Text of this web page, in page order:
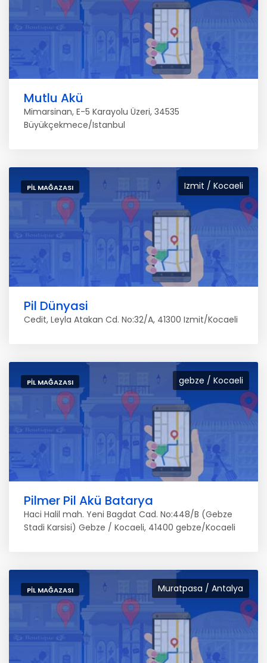
Mutlu Akü
Mimarsinan, E-5 Karayolu Üzeri, 34535
Büyükçekmece/Istanbul
Izmit / Kocaeli
PIL MAĞAZASI
Pil Dünyasi
Cedit, Leyla Atakan Cd. No:32/A, 41300 Izmit/Kocaeli
gebze / Kocaeli
PIL MAĞAZASI
Pilmer Pil Akü Batarya
Haci Halil mah. Yeni Bagdat Cad. No:448/B (Gebze
Stadi Karsisi) Gebze / Kocaeli, 41400 gebze/Kocaeli
Muratpasa / Antalya
PIL MAĞAZASI